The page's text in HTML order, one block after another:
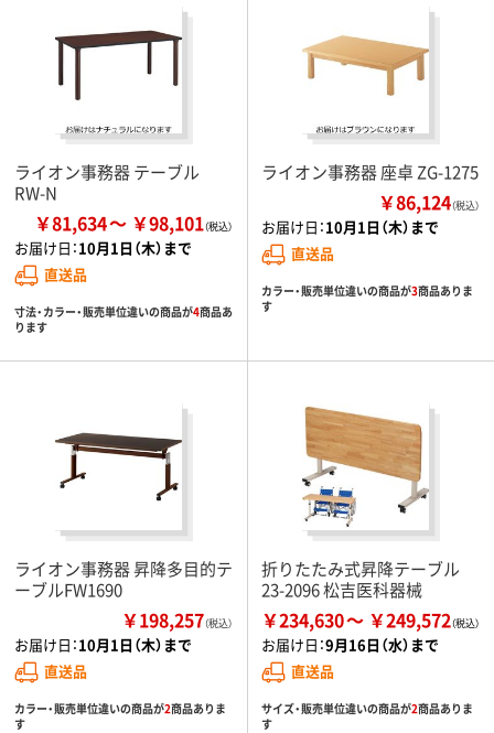
ライオン事務器 テーブル
RW-N
￥81,634 ￥98,101
お届け日：10月1日（木）まで
直送品
寸法・カラー・販売単位違いの商品が4商品あ
ります
ライオン事務器 座卓 ZG-1275
￥86,124（税込）
お届け日：10月1日（木）まで
直送品
カラー・販売単位違いの商品が3商品ありま
す
ライオン事務器 昇降多目的テ
ーブルFW1690
￥198,257（税込）
お届け日：10月1日（木）まで
直送品
カラー・販売単位違いの商品が2商品ありま
す
折りたたみ式昇降テーブル
23-2096 松吉医科器械
￥234,630 ￥249,572
お届け日：9月16日（水）まで
直送品
サイズ・販売単位違いの商品が2商品ありま
す